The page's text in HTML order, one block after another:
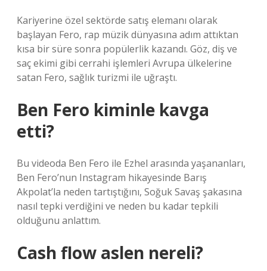
Kariyerine özel sektörde satış elemanı olarak
başlayan Fero, rap müzik dünyasına adım attıktan
kısa bir süre sonra popülerlik kazandı. Göz, diş ve
saç ekimi gibi cerrahi işlemleri Avrupa ülkelerine
satan Fero, sağlık turizmi ile uğraştı.
Ben Fero kiminle kavga
etti?
Bu videoda Ben Fero ile Ezhel arasında yaşananları,
Ben Fero’nun Instagram hikayesinde Barış
Akpolat’la neden tartıştığını, Soğuk Savaş şakasına
nasıl tepki verdiğini ve neden bu kadar tepkili
olduğunu anlattım.
Cash flow aslen nereli?